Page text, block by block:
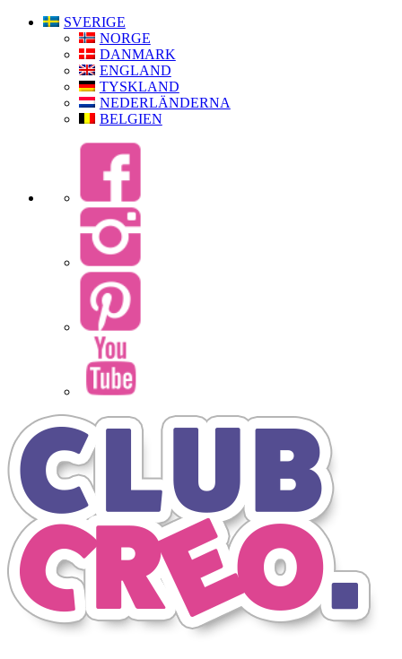
SVERIGE
NORGE
DANMARK
ENGLAND
TYSKLAND
NEDERLÄNDERNA
BELGIEN